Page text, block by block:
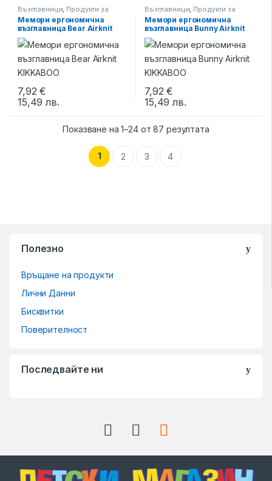
Възглавници Продукти за
спане Спално бельо
Мемори ергономична
възглавница Bear Airknit
KIKKABOO
7,92€
15,49лв.
This product has multiple variants. The options may be chosen
Възглавници Продукти за
спане Спално бельо
Мемори ергономична
възглавница Bunny Airknit
KIKKABOO
7,92€
15,49лв.
This product has multiple
Показване на 1–24 от 87 резултата
1 2 3 4
Полезно
Връщане на продукти
Лични Данни
Бисквитки
Поверителност
Последвайте ни